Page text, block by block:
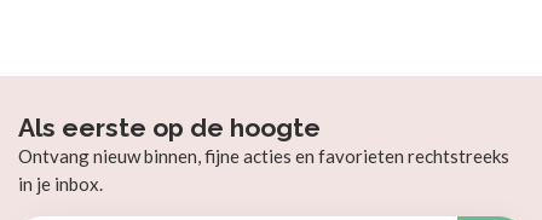
Als eerste op de hoogte
Ontvang nieuw binnen, fijne acties en favorieten rechtstreeks
in je inbox.